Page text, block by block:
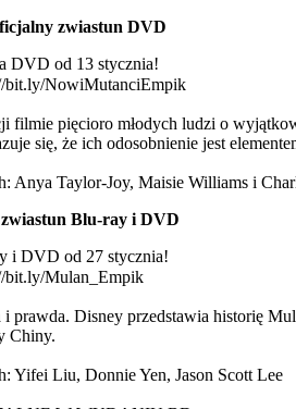
zwiastun DVD
DVD od 13 stycznia!
bit.ly/NowiMutanciEmpik
filmie pięcioro młodych ludzi o
się, że ich odosobnienie jest
Anya Taylor-Joy, Maisie Williams i
Blu-ray i DVD
i DVD od 27 stycznia!
bit.ly/Mulan_Empik
prawda. Disney przedstawia historię
Chiny.
Yifei Liu, Donnie Yen, Jason Scott Lee